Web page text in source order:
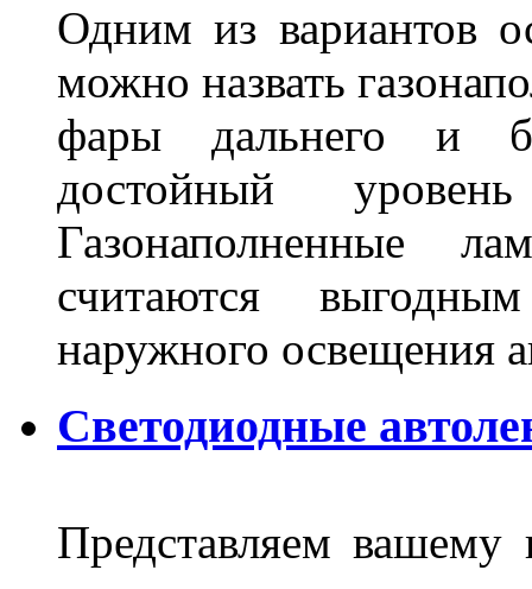
Одним из вариантов
можно назвать
фары дальнего и
достойный
Газонаполненные
считаются
наружного освещения
Светодиодные
Представляем